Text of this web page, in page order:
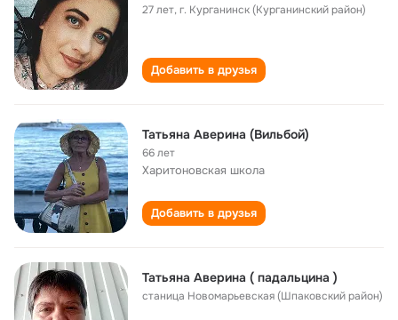
27 лет,г. Курганинск (Курганинский район)
Добавить в друзья
Татьяна Аверина (Вильбой)
66 лет
Харитоновская школа
Добавить в друзья
Татьяна Аверина ( падальцина )
станица Новомарьевская (Шпаковский район)